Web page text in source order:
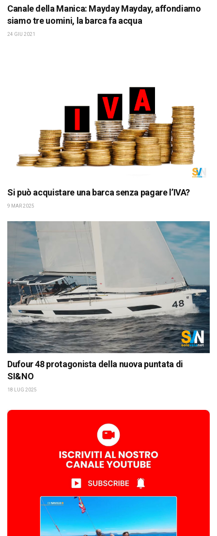
Canale della Manica: Mayday Mayday, affondiamo
siamo tre uomini, la barca fa acqua
24 GIU 2021
Si può acquistare una barca senza pagare l’IVA?
9 MAR 2025
Dufour 48 protagonista della nuova puntata di
SI&NO
18 LUG 2025